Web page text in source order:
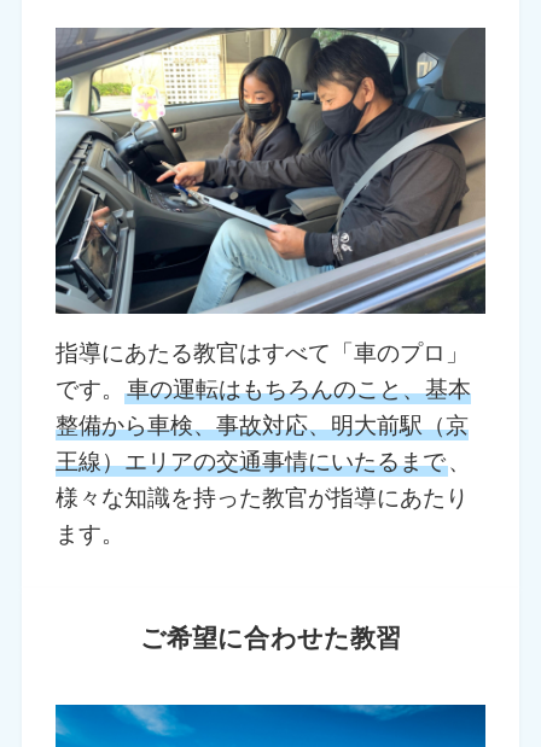
指導にあたる教官はすべて「車のプロ」
です。車の運転はもちろんのこと、基本
整備から車検、事故対応、明大前駅（京
王線）エリアの交通事情にいたるまで、
様々な知識を持った教官が指導にあたり
ます。
ご希望に合わせた教習